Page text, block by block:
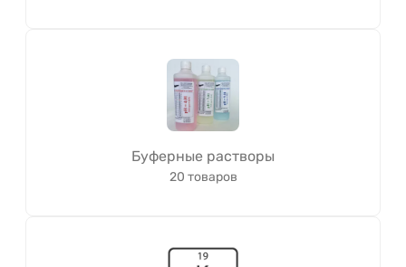
Буферные растворы
20 товаров